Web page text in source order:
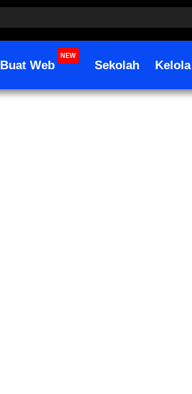
Buat Web
NEW
Sekolah Kelola